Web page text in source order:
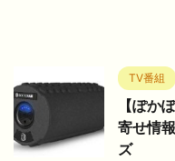
TV番組
【ぽか
寄せ情
ズ